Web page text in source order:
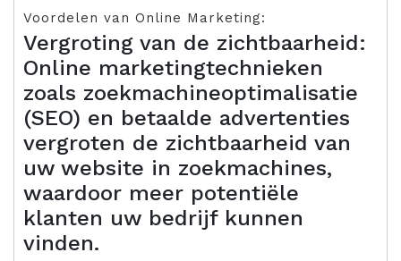
Voordelen van Online Marketing:
Vergroting van de zichtbaarheid:
Online marketingtechnieken
zoals zoekmachineoptimalisatie
(SEO) en betaalde advertenties
vergroten de zichtbaarheid van
uw website in zoekmachines,
waardoor meer potentiële
klanten uw bedrijf kunnen
vinden.